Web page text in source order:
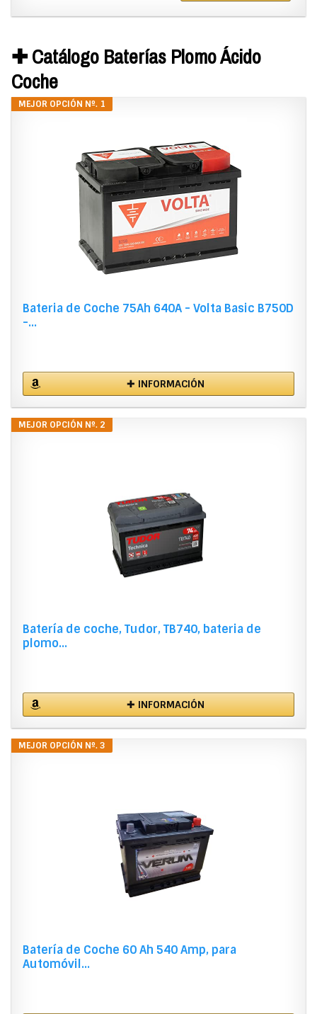
✚ Catálogo Baterías Plomo Ácido
Coche
MEJOR OPCIÓN Nº. 1
Bateria de Coche 75Ah 640A - Volta Basic B750D
-...
✚ INFORMACIÓN
MEJOR OPCIÓN Nº. 2
Batería de coche, Tudor, TB740, bateria de
plomo...
✚ INFORMACIÓN
MEJOR OPCIÓN Nº. 3
Batería de Coche 60 Ah 540 Amp, para
Automóvil...